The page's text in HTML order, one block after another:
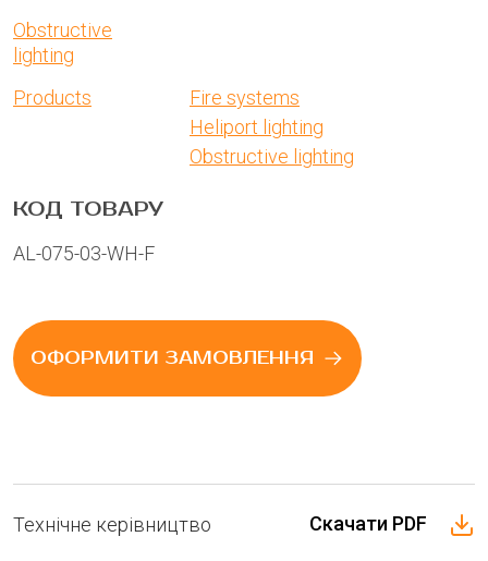
Obstructive
lighting
Products
Fire systems
Heliport lighting
Obstructive lighting
КОД ТОВАРУ
AL-075-03-WH-F
ОФОРМИТИ ЗАМОВЛЕННЯ
Технічне керівництво Скачати PDF